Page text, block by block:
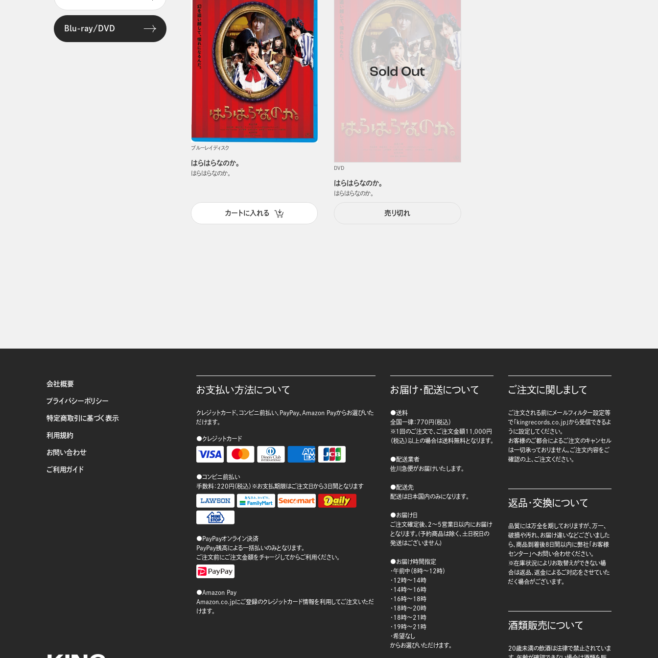
Blu-ray/DVD
ブルーレイディスク
はらはらなのか。
はらはらなのか。
カートに入れる
DVD
はらはらなのか。
はらはらなのか。
売り切れ
会社概要
プライバシーポリシー
特定商取引に基づく表示
利用規約
お問い合わせ
ご利用ガイド
お支払い方法について
クレジットカード、コンビニ前払い、PayPay、Amazon Payからお選びいた
だけます。
●クレジットカード
●コンビニ前払い
手数料：220円（税込）※お支払期限はご注文日から3日間となります
●PayPayオンライン決済
PayPay残高による一括払いのみとなります。
ご注文前にご注文金額をチャージしてからご利用ください。
●Amazon Pay
Amazon.co.jpにご登録のクレジットカード情報を利用してご注文いただ
けます。
お届け・配送について
●送料
全国一律：770円（税込）
※1回のご注文で、ご注文金額11,000円
（税込）以上の場合は送料無料となります。
●配送業者
佐川急便がお届けいたします。
●配送先
配送は日本国内のみになります。
●お届け日
ご注文確定後、2～5営業日以内にお届け
となります。(予約商品は除く、土日祝日の
発送はございません)
●お届け時間指定
・午前中（8時～12時）
・12時～14時
・14時～16時
・16時～18時
・18時～20時
・18時～21時
・19時～21時
・希望なし
からお選びいただけます。
ご注文に関しまして
ご注文される前にメールフィルター設定等
で「kingrecords.co.jp」から受信できるよ
うに設定してください。
お客様のご都合によるご注文のキャンセル
は一切承っておりません。ご注文内容をご
確認の上、ご注文ください。
返品・交換について
品質には万全を期しておりますが、万一、
破損や汚れ、お届け違いなどございました
ら、商品到着後8日間以内に弊社「お客様
センター」へお問い合わせください。
※在庫状況によりお取替えができない場
合は返品、返金によるご対応をさせていた
だく場合がございます。
酒類販売について
20歳未満の飲酒は法律で禁止されていま